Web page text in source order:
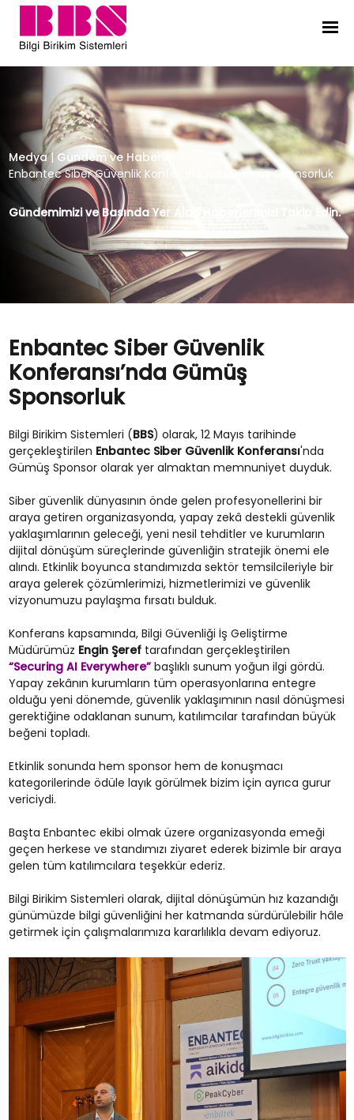
Enbantec Siber Güvenlik
Medya | Gündem ve Haberler
Enbantec Siber Güvenlik Konferansı’nda Gümüş Sponsorluk
Gündemimizi ve Basında Yer Alan Haberlerimizi Takip Edin.
Enbantec Siber Güvenlik
Konferansı’nda Gümüş
Sponsorluk
Bilgi Birikim Sistemleri (BBS) olarak, 12 Mayıs tarihinde
gerçekleştirilen Enbantec Siber Güvenlik Konferansı'nda
Gümüş Sponsor olarak yer almaktan memnuniyet duyduk.
Siber güvenlik dünyasının önde gelen profesyonellerini bir
araya getiren organizasyonda, yapay zekâ destekli güvenlik
yaklaşımlarının geleceği, yeni nesil tehditler ve kurumların
dijital dönüşüm süreçlerinde güvenliğin stratejik önemi ele
alındı. Etkinlik boyunca standımızda sektör temsilcileriyle bir
araya gelerek çözümlerimizi, hizmetlerimizi ve güvenlik
vizyonumuzu paylaşma fırsatı bulduk.
Konferans kapsamında, Bilgi Güvenliği İş Geliştirme
Müdürümüz Engin Şeref tarafından gerçekleştirilen
“Securing AI Everywhere”başlıklı sunum yoğun ilgi gördü.
Yapay zekânın kurumların tüm operasyonlarına entegre
olduğu yeni dönemde, güvenlik yaklaşımının nasıl dönüşmesi
gerektiğine odaklanan sunum, katılımcılar tarafından büyük
beğeni topladı.
Etkinlik sonunda hem sponsor hem de konuşmacı
kategorilerinde ödüle layık görülmek bizim için ayrıca gurur
vericiydi.
Başta Enbantec ekibi olmak üzere organizasyonda emeği
geçen herkese ve standımızı ziyaret ederek bizimle bir araya
gelen tüm katılımcılara teşekkür ederiz.
Bilgi Birikim Sistemleri olarak, dijital dönüşümün hız kazandığı
günümüzde bilgi güvenliğini her katmanda sürdürülebilir hâle
getirmek için çalışmalarımıza kararlılıkla devam ediyoruz.